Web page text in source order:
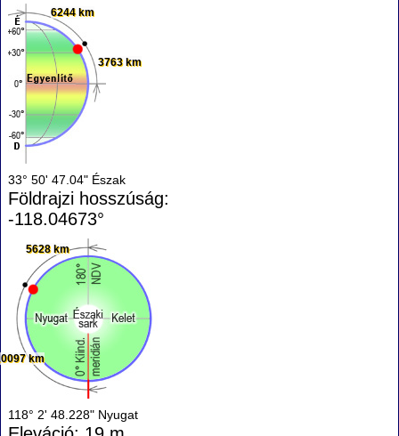
6244 km
3763 km
33° 50' 47.04" Észak
Földrajzi hosszúság:
-118.04673°
km
5628 km
118° 2' 48.228" Nyugat